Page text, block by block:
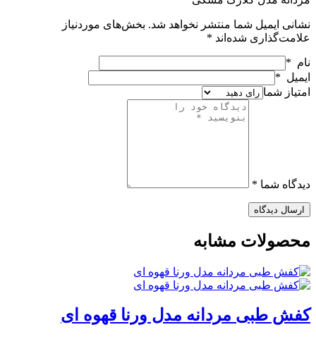
ایمیل شما منتشر نخواهد شد.بخش‌های موردنیاز
شده‌اند*
*
*
شما
شما *
ارسال دیدگاه
مشابه
طبی مردانه مدل ورنا قهوه ای